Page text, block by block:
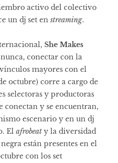
activo del colectivo
un dj set en streaming.
She Makes
conectar con la
mayores con el
octubre) corre a cargo de
selectoras y productoras
conectan y se encuentran,
escenario y en un dj
El afrobeat y la diversidad
están presentes en el
con los set